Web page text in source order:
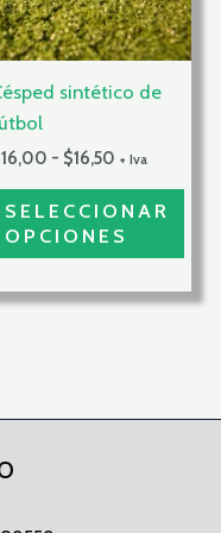
sintético de
16,00 - $16,50 + Iva
SELECCIONAR
OPCIONES
página